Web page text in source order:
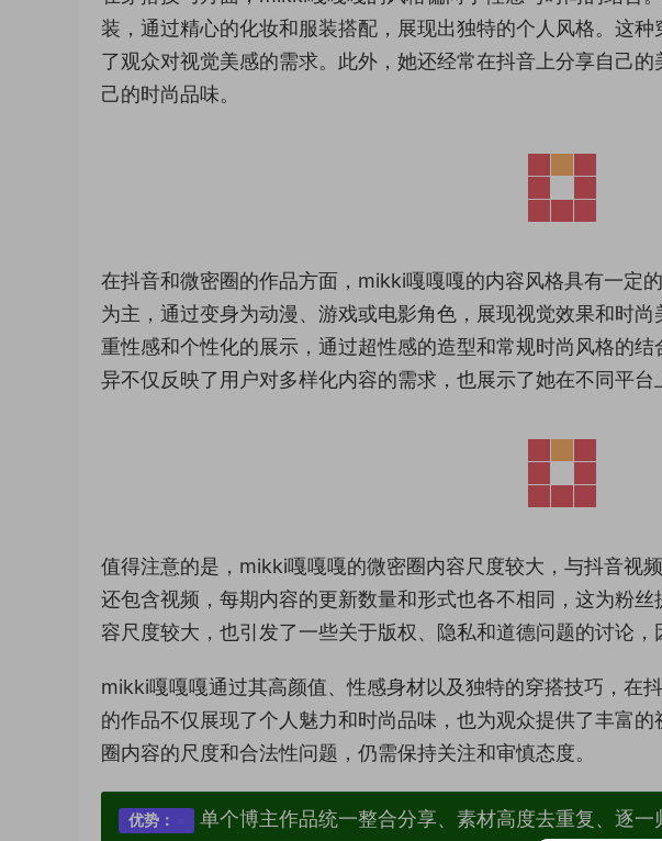
装，通过精心的化妆和服装搭配，展现出独特的个人风格。这
了观众对视觉美感的需求。此外，她还经常在抖音上分享自己
己的时尚品味。
在抖音和微密圈的作品方面，mikki嘎嘎嘎的内容风格具有一定
为主，通过变身为动漫、游戏或电影角色，展现视觉效果和时
重性感和个性化的展示，通过超性感的造型和常规时尚风格的
异不仅反映了用户对多样化内容的需求，也展示了她在不同平台
值得注意的是，mikki嘎嘎嘎的微密圈内容尺度较大，与抖音视
还包含视频，每期内容的更新数量和形式也各不相同，这为粉
容尺度较大，也引发了一些关于版权、隐私和道德问题的讨论，
mikki嘎嘎嘎通过其高颜值、性感身材以及独特的穿搭技巧，在
的作品不仅展现了个人魅力和时尚品味，也为观众提供了丰富
圈内容的尺度和合法性问题，仍需保持关注和审慎态度。
优势： 单个博主作品统一整合分享、素材高度去重复、逐一